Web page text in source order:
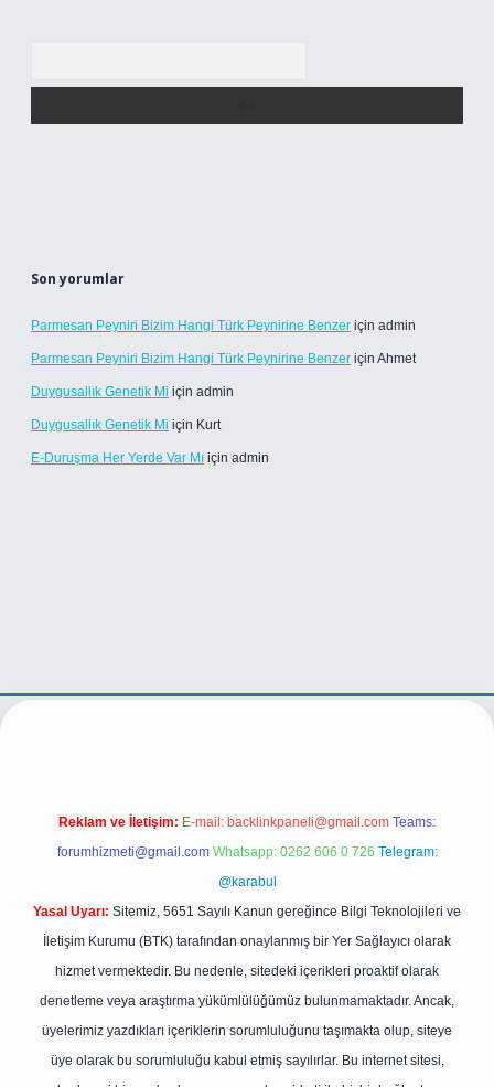
Son yorumlar
Parmesan Peyniri Bizim Hangi Türk Peynirine Benzer için admin
Parmesan Peyniri Bizim Hangi Türk Peynirine Benzer için Ahmet
Duygusallık Genetik Mi için admin
Duygusallık Genetik Mi için Kurt
E-Duruşma Her Yerde Var Mı için admin
betexper.live/
Reklam ve İletişim: E-mail: backlinkpaneli@gmail.com Teams:
forumhizmeti@gmail.com Whatsapp: 0262 606 0 726 Telegram:
@karabul
Yasal Uyarı: Sitemiz, 5651 Sayılı Kanun gereğince Bilgi Teknolojileri ve
İletişim Kurumu (BTK) tarafından onaylanmış bir Yer Sağlayıcı olarak
hizmet vermektedir. Bu nedenle, sitedeki içerikleri proaktif olarak
denetleme veya araştırma yükümlülüğümüz bulunmamaktadır. Ancak,
üyelerimiz yazdıkları içeriklerin sorumluluğunu taşımakta olup, siteye
üye olarak bu sorumluluğu kabul etmiş sayılırlar. Bu internet sitesi,